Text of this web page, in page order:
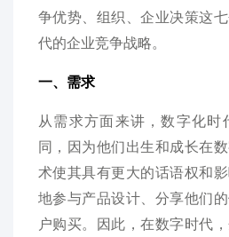
争优势、组织、企业决策这
代的企业竞争战略。
一、需求
从需求方面来讲，数字化时
同，因为他们出生和成长在
术使其具有更大的话语权和
地参与产品设计、分享他们
户购买。因此，在数字时代